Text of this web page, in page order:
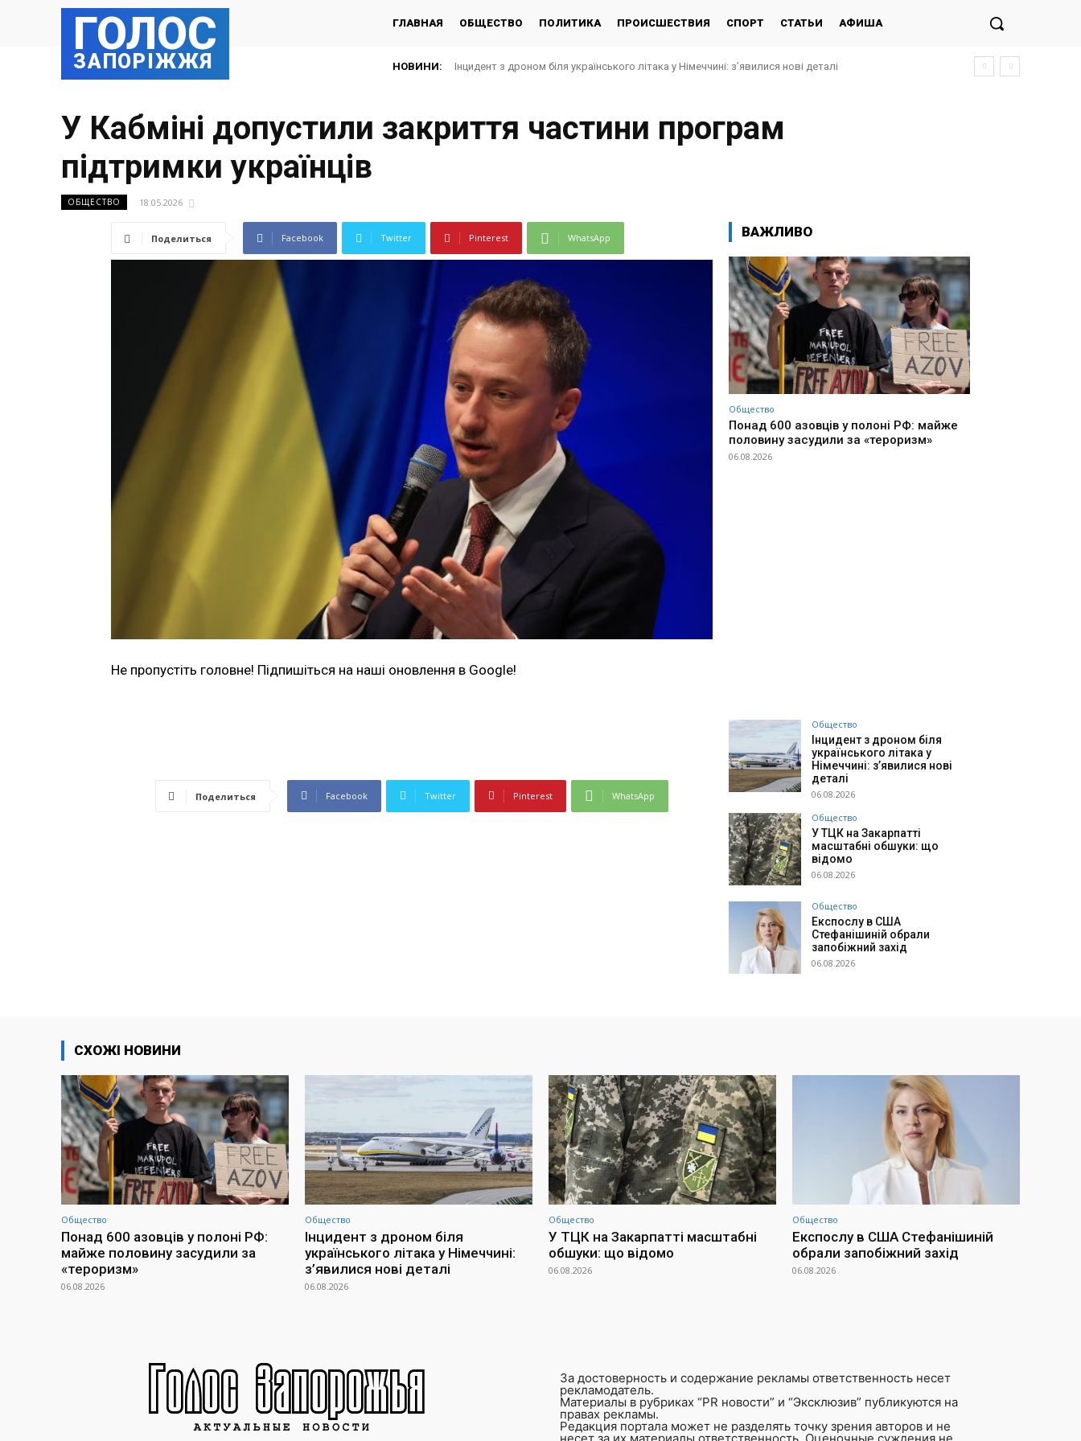
ГОЛОС
ЗАПОРІЖЖЯ
ГЛАВНАЯ ОБЩЕСТВО ПОЛИТИКА ПРОИСШЕСТВИЯ СПОРТ СТАТЬИ АФИША
НОВИНИ: Інцидент з дроном біля українського літака у Німеччині: з’явилися нові деталі
У Кабміні допустили закриття частини програм
підтримки українців
ОБЩЕСТВО 18.05.2026
Поделиться Facebook Twitter Pinterest WhatsApp
Не пропустіть головне! Підпишіться на наші оновлення в Google!
Поделиться Facebook Twitter Pinterest WhatsApp
ВАЖЛИВО
Общество
Понад 600 азовців у полоні РФ: майже
половину засудили за «тероризм»
06.08.2026
Общество
Інцидент з дроном біля
українського літака у
Німеччині: з’явилися нові
деталі
06.08.2026
Общество
У ТЦК на Закарпатті
масштабні обшуки: що
відомо
06.08.2026
Общество
Експослу в США
Стефанішиній обрали
запобіжний захід
06.08.2026
СХОЖІ НОВИНИ
Общество
Понад 600 азовців у полоні РФ:
майже половину засудили за
«тероризм»
06.08.2026
Общество
Інцидент з дроном біля
українського літака у Німеччині:
з’явилися нові деталі
06.08.2026
Общество
У ТЦК на Закарпатті масштабні
обшуки: що відомо
06.08.2026
Общество
Експослу в США Стефанішиній
обрали запобіжний захід
06.08.2026
За достоверность и содержание рекламы ответственность несет
рекламодатель.
Материалы в рубриках “PR новости” и “Эксклюзив” публикуются на
правах рекламы.
Редакция портала может не разделять точку зрения авторов и не